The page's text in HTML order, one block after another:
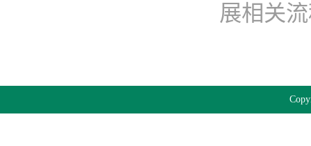
展相关